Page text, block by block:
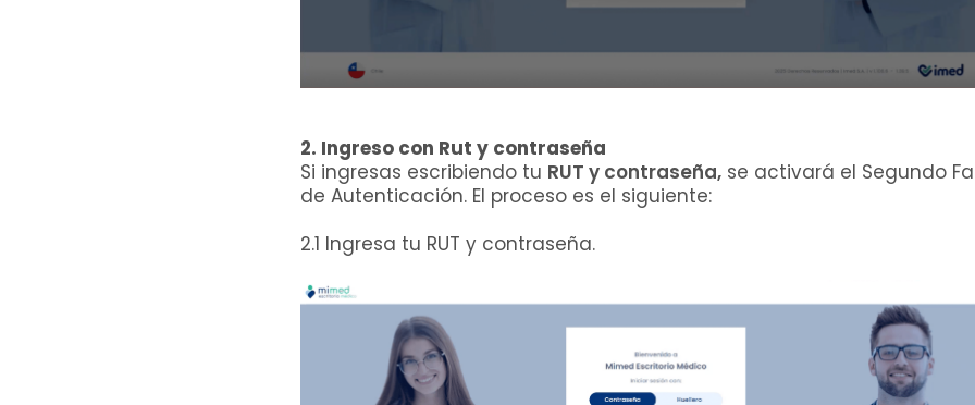
2. Ingreso con Rut y contraseña
Si ingresas escribiendo tu RUT y contraseña, se activará el Segundo
de Autenticación. El proceso es el siguiente:
2.1 Ingresa tu RUT y contraseña.